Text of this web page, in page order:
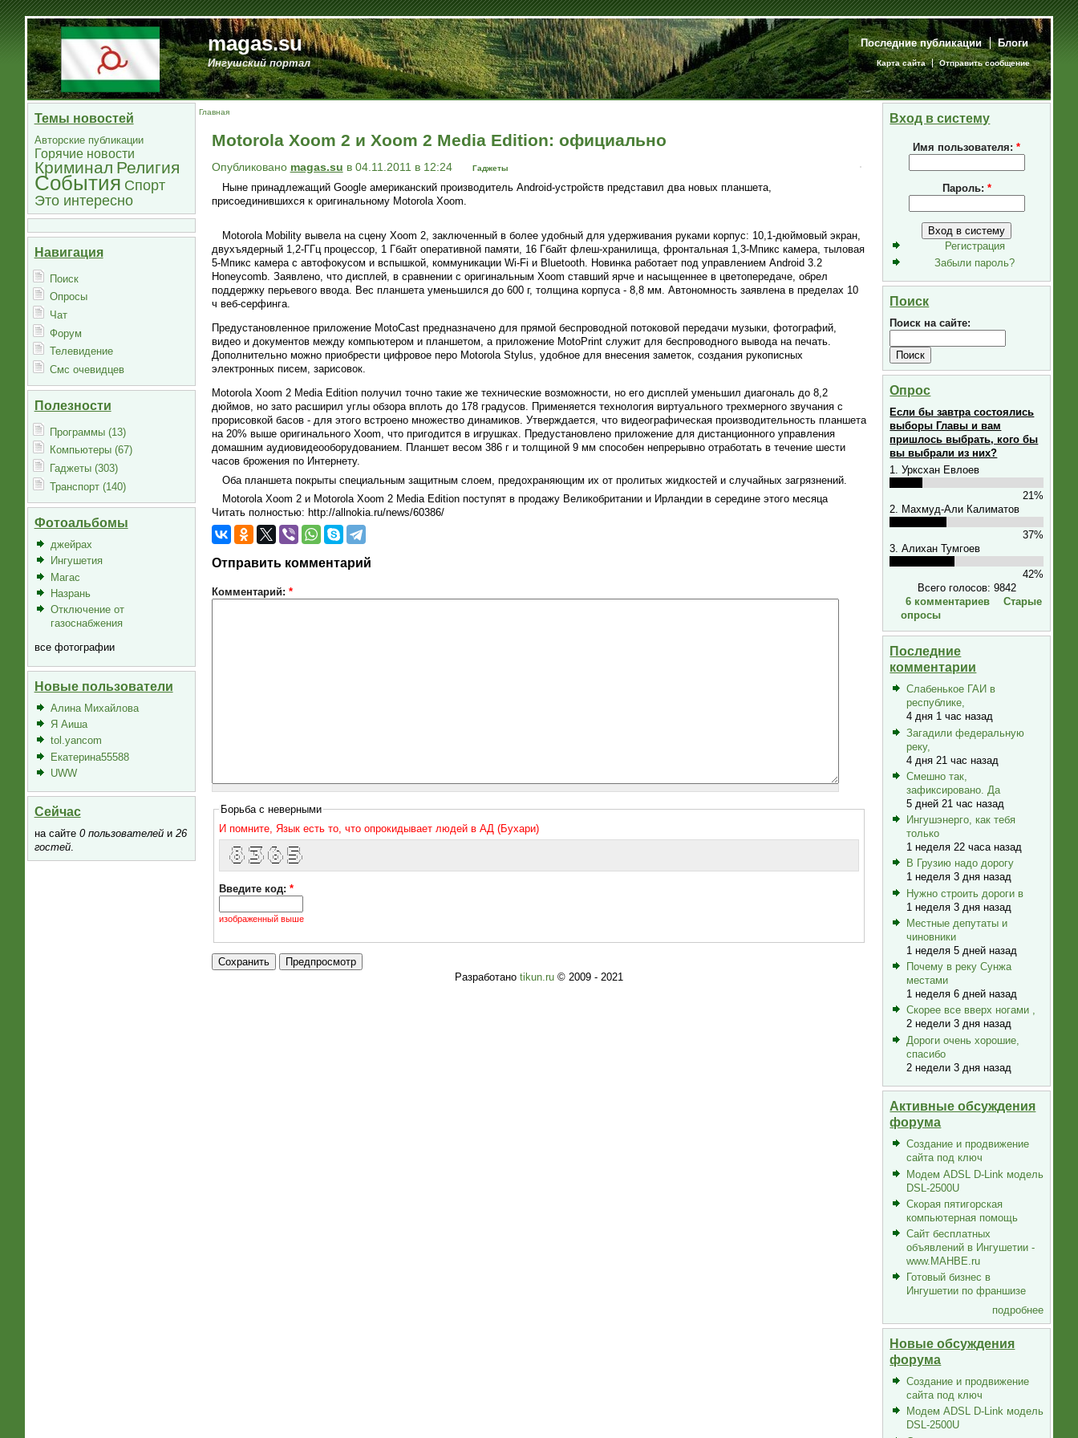
magas.su
Ингушский портал
Последние публикации Блоги
Карта сайта Отправить сообщение
Темы новостей
Авторские публикации
Горячие новости
Криминал Религия
События Спорт
Это интересно
Навигация
Поиск
Опросы
Чат
Форум
Телевидение
Смс очевидцев
Полезности
Программы (13)
Компьютеры (67)
Гаджеты (303)
Транспорт (140)
Фотоальбомы
джейрах
Ингушетия
Магас
Назрань
Отключение от
газоснабжения
все фотографии
Новые пользователи
Алина Михайлова
Я Аиша
tol.yancom
Екатерина55588
UWW
Сейчас
на сайте 0 пользователейи 26
гостей.
Главная
Motorola Xoom 2 и Xoom 2 Media Edition: официально
Опубликовано magas.su в 04.11.2011 в 12:24 Гаджеты
Ныне принадлежащий Google американский производитель Android-устройств представил два новых планшета,
присоединившихся к оригинальному Motorola Xoom.
Motorola Mobility вывела на сцену Xoom 2, заключенный в более удобный для удерживания руками корпус: 10,1-дюймовый экран,
двухъядерный 1,2-ГГц процессор, 1 Гбайт оперативной памяти, 16 Гбайт флеш-хранилища, фронтальная 1,3-Мпикс камера, тыловая
5-Мпикс камера с автофокусом и вспышкой, коммуникации Wi-Fi и Bluetooth. Новинка работает под управлением Android 3.2
Honeycomb. Заявлено, что дисплей, в сравнении с оригинальным Xoom ставший ярче и насыщеннее в цветопередаче, обрел
поддержку перьевого ввода. Вес планшета уменьшился до 600 г, толщина корпуса - 8,8 мм. Автономность заявлена в пределах 10
ч веб-серфинга.
Предустановленное приложение MotoCast предназначено для прямой беспроводной потоковой передачи музыки, фотографий,
видео и документов между компьютером и планшетом, а приложение MotoPrint служит для беспроводного вывода на печать.
Дополнительно можно приобрести цифровое перо Motorola Stylus, удобное для внесения заметок, создания рукописных
электронных писем, зарисовок.
Motorola Xoom 2 Media Edition получил точно такие же технические возможности, но его дисплей уменьшил диагональ до 8,2
дюймов, но зато расширил углы обзора вплоть до 178 градусов. Применяется технология виртуального трехмерного звучания с
прорисовкой басов - для этого встроено множество динамиков. Утверждается, что видеографическая производительность планшета
на 20% выше оригинального Xoom, что пригодится в игрушках. Предустановлено приложение для дистанционного управления
домашним аудиовидеооборудованием. Планшет весом 386 г и толщиной 9 мм способен непрерывно отработать в течение шести
часов брожения по Интернету.
Оба планшета покрыты специальным защитным слоем, предохраняющим их от пролитых жидкостей и случайных загрязнений.
Motorola Xoom 2 и Motorola Xoom 2 Media Edition поступят в продажу Великобритании и Ирландии в середине этого месяца
Читать полностью: http://allnokia.ru/news/60386/
Отправить комментарий
Комментарий: *
Борьба с неверными
И помните, Язык есть то, что опрокидывает людей в АД (Бухари)
  ( _ )  |___ /   / /_   | ___|
  / _ \    |_ \  | '_ \  |___ \
| (_) |  ___) | | (_) |  ___) |
  \___/  |____/   \___/  |____/
Введите код:*
изображенный выше
Разработано tikun.ru© 2009 - 2021
Вход в систему
Имя пользователя:*
Пароль: *
Регистрация
Забыли пароль?
Поиск
Поиск на сайте:
Опрос
Если бы завтра состоялись
выборы Главы и вам
пришлось выбрать, кого бы
вы выбрали из них?
1. Урксхан Евлоев
21%
2. Махмуд-Али Калиматов
37%
3. Алихан Тумгоев
42%
Всего голосов: 9842
6 комментариев
Старые
опросы
Последние
комментарии
Слабенькое ГАИ в
республике,
4 дня 1 час назад
Загадили федеральную
реку,
4 дня 21 час назад
Смешно так,
зафиксировано. Да
5 дней 21 час назад
Ингушэнерго, как тебя
только
1 неделя 22 часа назад
В Грузию надо дорогу
1 неделя 3 дня назад
Нужно строить дороги в
1 неделя 3 дня назад
Местные депутаты и
чиновники
1 неделя 5 дней назад
Почему в реку Сунжа
местами
1 неделя 6 дней назад
Скорее все вверх ногами ,
2 недели 3 дня назад
Дороги очень хорошие,
спасибо
2 недели 3 дня назад
Активные обсуждения
форума
Создание и продвижение
сайта под ключ
Модем ADSL D-Link модель
DSL-2500U
Скорая пятигорская
компьютерная помощь
Сайт бесплатных
объявлений в Ингушетии -
www.MAHBE.ru
Готовый бизнес в
Ингушетии по франшизе
подробнее
Новые обсуждения
форума
Создание и продвижение
сайта под ключ
Модем ADSL D-Link модель
DSL-2500U